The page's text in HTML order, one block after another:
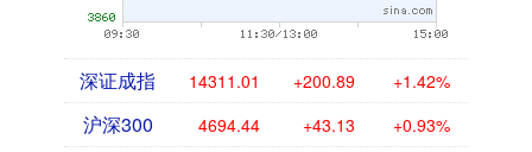
深证成指 14311.01 +200.89 +1.42%
沪深300 4694.44 +43.13 +0.93%